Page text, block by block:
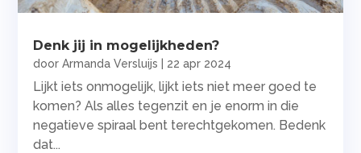
Denk jij in mogelijkheden?
doorArmanda Versluijs 22 apr 2024
Lijkt iets onmogelijk, lijkt iets niet meer goed te
komen? Als alles tegenzit en je enorm in die
negatieve spiraal bent terechtgekomen. Bedenk
dat...